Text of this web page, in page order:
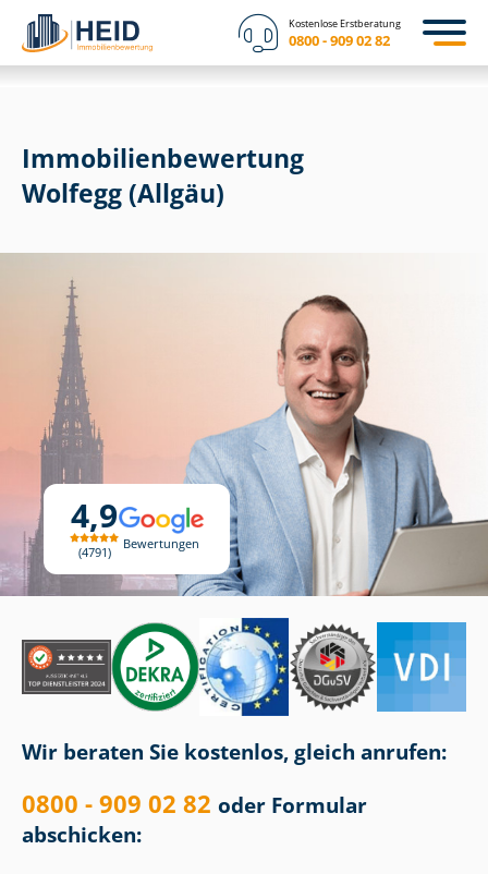
Kostenlose Erstberatung
0800 - 909 02 82
4,9
4791
Bewertungen
Immobilien­bewertung
Wolfegg (Allgäu)
Wir beraten Sie kostenlos, gleich anrufen:
0800 - 909 02 82 oder Formular
abschicken: